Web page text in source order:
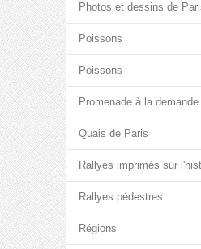
Photos et dessins de
Poissons
Poissons
Promenade à la demande
Quais de Paris
Rallyes imprimés sur
Rallyes pédestres
Régions